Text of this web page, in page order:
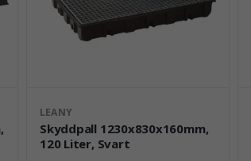
LEANY
Skyddpall 1230x830x160mm,
120 Liter, Svart